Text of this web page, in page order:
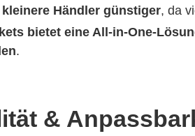
Händler günstiger, da
bietet eine All-in-One-
.
&